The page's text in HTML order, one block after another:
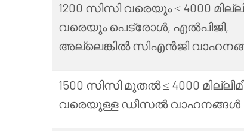
1200 സിസി വരെയും ≤ 4000
വരെയും പെട്രോൾ, എൽപിജി,
അല്ലെങ്കിൽ സിഎൻജി
1500 സിസി മുതൽ ≤ 4000
വരെയുള്ള ഡീസൽ വാഹനങ്ങൾ